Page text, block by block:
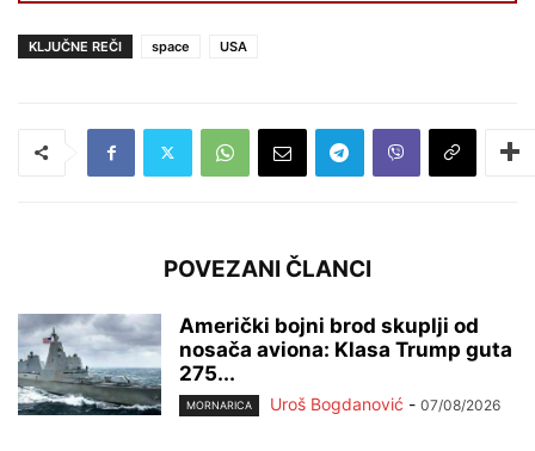
KLJUČNE REČI space USA
POVEZANI ČLANCI
Američki bojni brod skuplji od
nosača aviona: Klasa Trump guta
275...
MORNARICA Uroš Bogdanović - 07/08/2026